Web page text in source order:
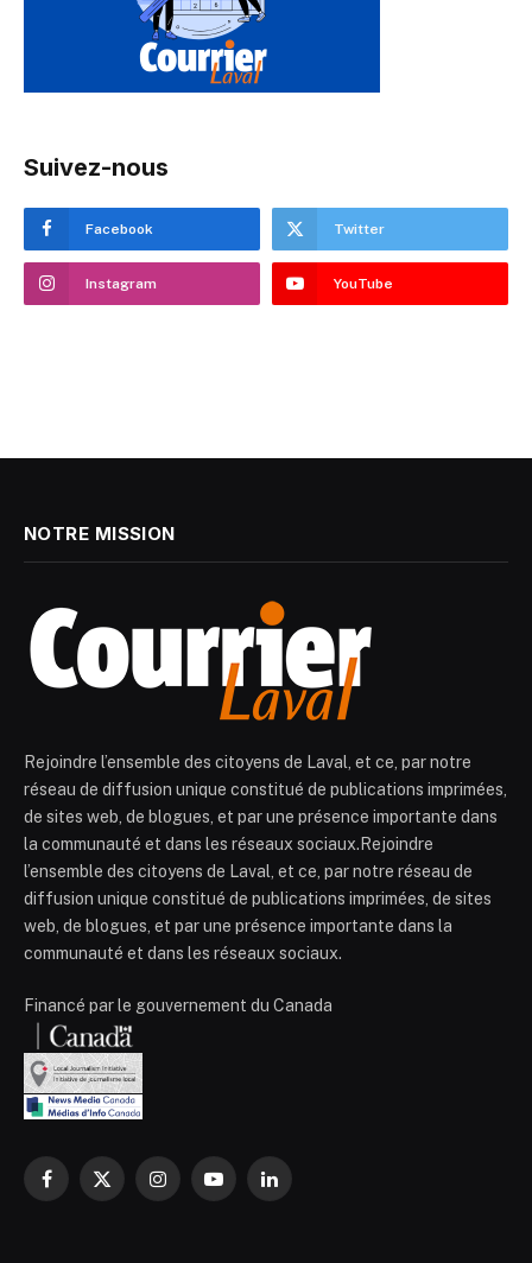
Suivez-nous
Facebook Twitter
Instagram YouTube
NOTRE MISSION
Rejoindre l’ensemble des citoyens de Laval, et ce, par notre
réseau de diffusion unique constitué de publications imprimées,
de sites web, de blogues, et par une présence importante dans
la communauté et dans les réseaux sociaux.Rejoindre
l’ensemble des citoyens de Laval, et ce, par notre réseau de
diffusion unique constitué de publications imprimées, de sites
web, de blogues, et par une présence importante dans la
communauté et dans les réseaux sociaux.
Financé par le gouvernement du Canada
Facebook
X
InstagramYouTubeLinkedIn